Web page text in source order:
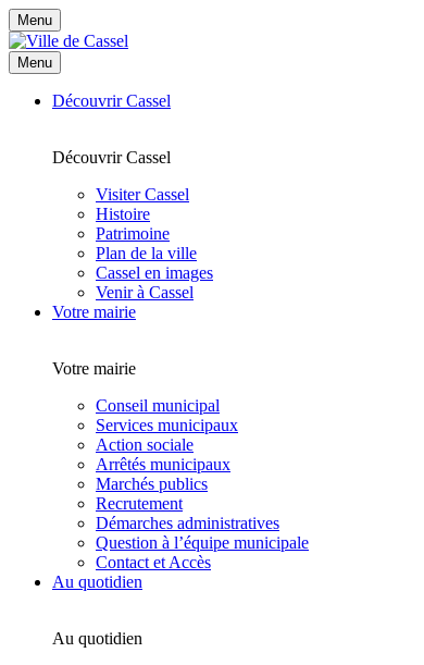
Menu
Menu
Découvrir Cassel
Découvrir Cassel
Visiter Cassel
Histoire
Patrimoine
Plan de la ville
Cassel en images
Venir à Cassel
Votre mairie
Votre mairie
Conseil municipal
Services municipaux
Action sociale
Arrêtés municipaux
Marchés publics
Recrutement
Démarches administratives
Question à l’équipe municipale
Contact et Accès
Au quotidien
Au quotidien